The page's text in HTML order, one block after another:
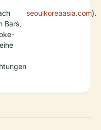
Bars,
seoulkoreaasia.com).